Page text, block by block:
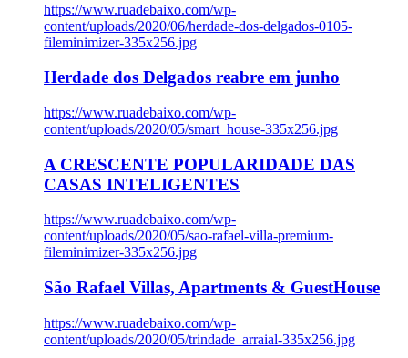
https://www.ruadebaixo.com/wp-
content/uploads/2020/06/herdade-dos-delgados-0105-
fileminimizer-335x256.jpg
Herdade dos Delgados reabre em junho
https://www.ruadebaixo.com/wp-
content/uploads/2020/05/smart_house-335x256.jpg
A CRESCENTE POPULARIDADE DAS
CASAS INTELIGENTES
https://www.ruadebaixo.com/wp-
content/uploads/2020/05/sao-rafael-villa-premium-
fileminimizer-335x256.jpg
São Rafael Villas, Apartments & GuestHouse
https://www.ruadebaixo.com/wp-
content/uploads/2020/05/trindade_arraial-335x256.jpg